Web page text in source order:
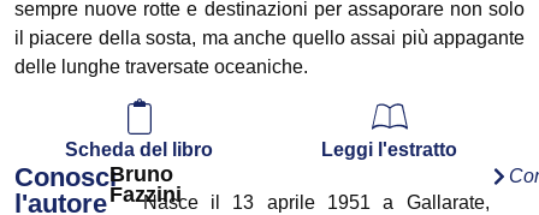
sempre nuove rotte e destinazioni per assaporare non solo
il piacere della sosta, ma anche quello assai più appagante
delle lunghe traversate oceaniche.
Scheda del libro Leggi l'estratto
Conosci
l'autore
Bruno
Fazzini
Nasce il 13 aprile 1951 a Gallarate,